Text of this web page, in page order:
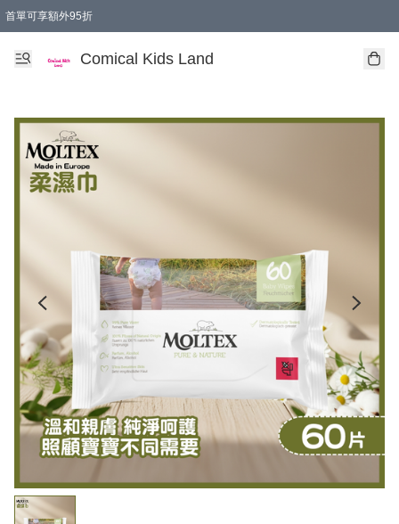
首單可享額外95折
Comical Kids Land